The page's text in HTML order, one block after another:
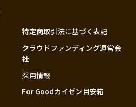
大分
特定商取引法に基づく表記
クラウドファンディング運営会
社
採用情報
For Goodカイゼン目安箱